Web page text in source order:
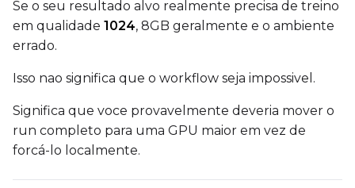
SAMPLE
Sampler
Se o seu resultado alvo realmente precisa de treino
em qualidade 1024, 8GB geralmente e o ambiente
errado.
Isso nao significa que o workflow seja impossivel.
Significa que voce provavelmente deveria mover o
run completo para uma GPU maior em vez de
forcá-lo localmente.